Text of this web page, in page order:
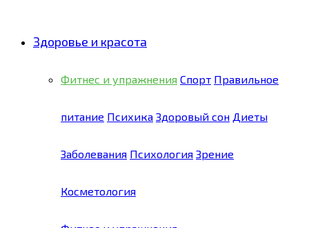
Здоровье и красота
Фитнес и упражнения Спорт Правильное
питание Психика Здоровый сон Диеты
Заболевания Психология Зрение
Косметология